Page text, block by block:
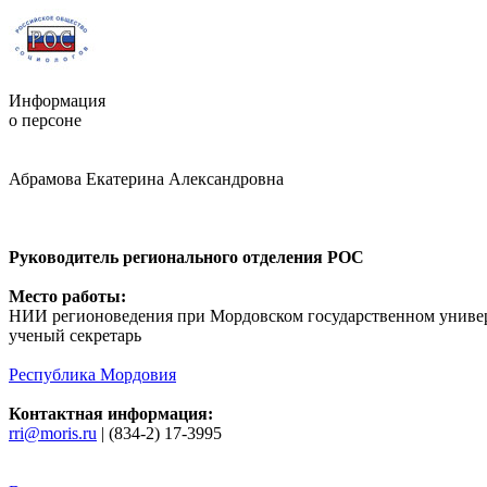
Информация
о персоне
Абрамова Екатерина Александровна
Руководитель регионального отделения РОС
Место работы:
НИИ регионоведения при Мордовском государственном
ученый секретарь
Республика Мордовия
Контактная информация:
rri@moris.ru | (834-2) 17-3995